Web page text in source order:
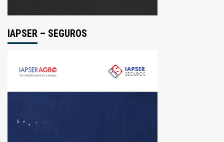
IAPSER – SEGUROS